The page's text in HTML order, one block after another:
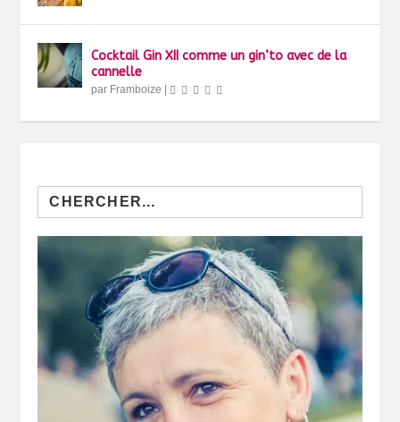
Cocktail Gin XII comme un gin’to avec de la
cannelle
par Framboize
Search
for: